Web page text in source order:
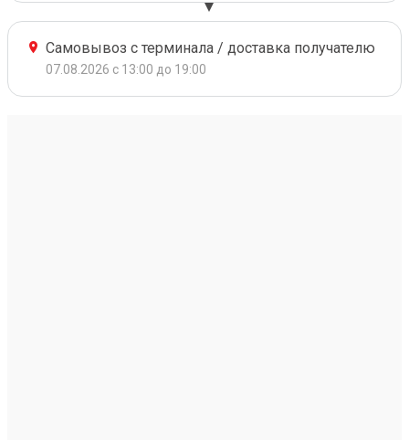
Самовывоз с терминала / доставка получателю
07.08.2026 с 13:00 до 19:00